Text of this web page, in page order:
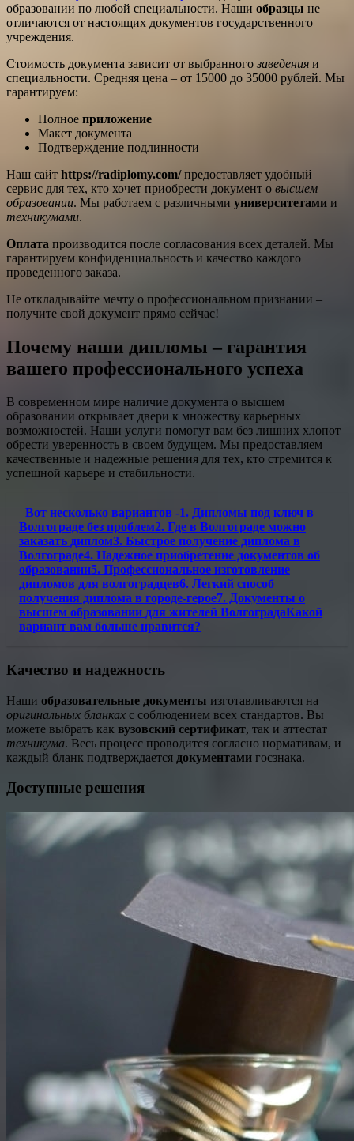
образовании по любой специальности. Наши образцы не
отличаются от настоящих документов государственного
учреждения.
Стоимость документа зависит от выбранного заведения и
специальности. Средняя цена – от 15000 до 35000 рублей. Мы
гарантируем:
Полное приложение
Макет документа
Подтверждение подлинности
Наш сайт https://radiplomy.com/предоставляет удобный
сервис для тех, кто хочет приобрести документ о высшем
образовании. Мы работаем с различными университетами и
техникумами.
Оплата производится после согласования всех деталей. Мы
гарантируем конфиденциальность и качество каждого
проведенного заказа.
Не откладывайте мечту о профессиональном признании –
получите свой документ прямо сейчас!
Почему наши дипломы – гарантия
вашего профессионального успеха
В современном мире наличие документа о высшем
образовании открывает двери к множеству карьерных
возможностей. Наши услуги помогут вам без лишних хлопот
обрести уверенность в своем будущем. Мы предоставляем
качественные и надежные решения для тех, кто стремится к
успешной карьере и стабильности.
Вот несколько вариантов -1. Дипломы под ключ в
Волгограде без проблем2. Где в Волгограде можно
заказать диплом3. Быстрое получение диплома в
Волгограде4. Надежное приобретение документов об
образовании5. Профессиональное изготовление
дипломов для волгоградцев6. Легкий способ
получения диплома в городе-герое7. Документы о
высшем образовании для жителей ВолгоградаКакой
вариант вам больше нравится?
Качество и надежность
Наши образовательные документы изготавливаются на
оригинальных бланках с соблюдением всех стандартов. Вы
можете выбрать как вузовский сертификат, так и аттестат
техникума. Весь процесс проводится согласно нормативам, и
каждый бланк подтверждается документами госзнака.
Доступные решения